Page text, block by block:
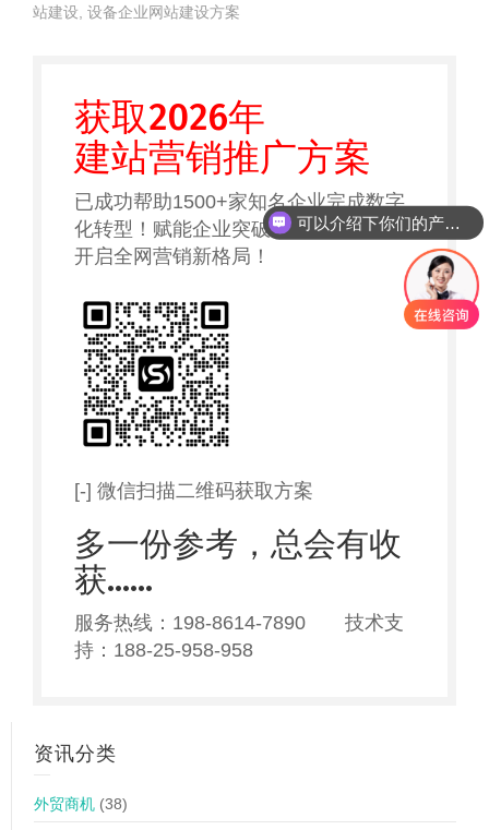
站建设 设备企业网站建设方案
获取2026年
建站营销推广方案
已成功帮助1500+家知名企业完成数字
化转型！赋能企业突破网络营销瓶颈，
开启全网营销新格局！
[-] 微信扫描二维码获取方案
多一份参考，总会有收
获……
服务热线：198-8614-7890 技术支
持：188-25-958-958
资讯分类
外贸商机 (38)
可以介绍下你们的产品么